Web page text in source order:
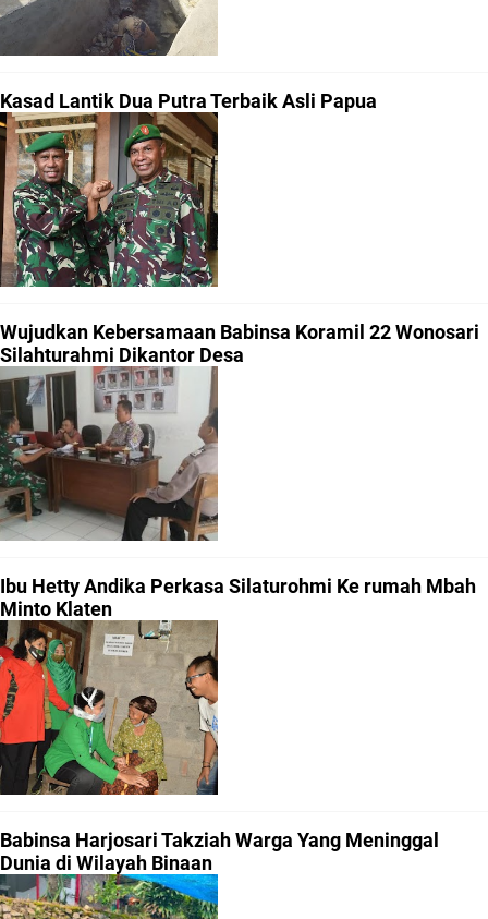
Kasad Lantik Dua Putra Terbaik Asli Papua
Wujudkan Kebersamaan Babinsa Koramil 22 Wonosari
Silahturahmi Dikantor Desa
Ibu Hetty Andika Perkasa Silaturohmi Ke rumah Mbah
Minto Klaten
Babinsa Harjosari Takziah Warga Yang Meninggal
Dunia di Wilayah Binaan